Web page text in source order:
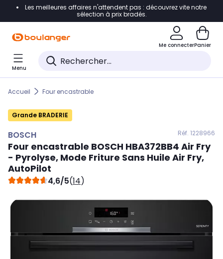
Accéder directement à la navigation
Accéder directement au pied de page
Accéder directement au chatbot
Les meilleures affaires n'attendent pas : découvrez vite notre
sélection à prix bradés.
Me connecterPanier
Menu
Accueil Four encastrable
Grande BRADERIE
BOSCH Réf. 1228966
Four encastrable BOSCH HBA372BB4 Air Fry
- Pyrolyse, Mode Friture Sans Huile Air Fry,
AutoPilot
4,6/5(14)